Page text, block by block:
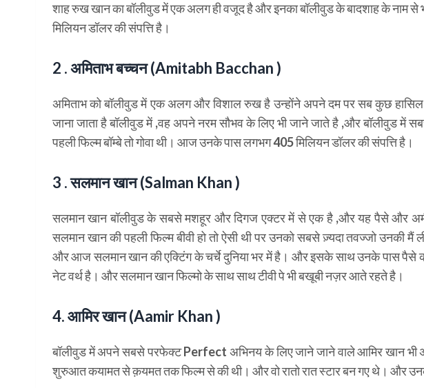
शाह रुख खान का बॉलीवुड में एक अलग ही वजूद है और इनका बॉलीवुड के बादशाह के नाम
मिलियन डॉलर की संपत्ति है।
2 . अमिताभ बच्चन (Amitabh Bacchan )
अमिताभ को बॉलीवुड में एक अलग और विशाल रुख है उन्होंने अपने दम पर सब कुछ
जाना जाता है बॉलीवुड में ,वह अपने नरम सौभव के लिए भी जाने जाते है ,और बॉलीवुड में
पहली फिल्म बॉम्बे तो गोवा थी। आज उनके पास लगभग 405 मिलियन डॉलर की संपत्ति है।
3 . सलमान खान (Salman Khan )
सलमान खान बॉलीवुड के सबसे मशहूर और दिगज एक्टर में से एक है ,और यह पैसे और
सलमान खान की पहली फिल्म बीवी हो तो ऐसी थी पर उनको सबसे ज़्यदा तवज्जो उनकी मैं
और आज सलमान खान की एक्टिंग के चर्चे दुनिया भर में है। और इसके साथ उनके पास पैसे
नेट वर्थ है। और सलमान खान फिल्मो के साथ साथ टीवी पे भी बखूबी नज़र आते रहते है।
4. आमिर खान (Aamir Khan )
बॉलीवुड में अपने सबसे परफेक्ट Perfect अभिनय के लिए जाने जाने वाले आमिर खान भी
शुरुआत कयामत से क़यमत तक फिल्म से की थी। और वो रातो रात स्टार बन गए थे। और